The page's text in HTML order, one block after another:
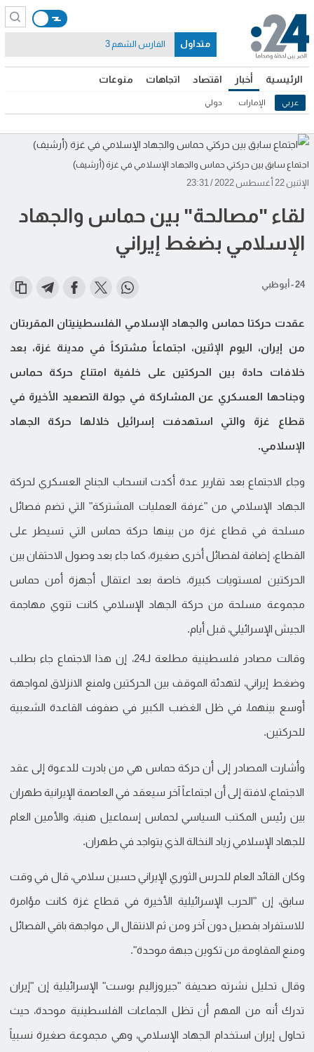
الرئيسية أخبار
عربي الإمارات دولي
اقتصاد اتجاهات منوعات
متداول الفارس الشهم 3
اجتماع سابق بين حركتي حماس والجهاد الإسلامي في غزة (أرشيف)
الإثنين 22 أغسطس 2022 / 23:31
لقاء "مصالحة" بين حماس والجهاد
الإسلامي بضغط إيراني
24 - أبوظبي
عقدت حركتا حماس والجهاد الإسلامي الفلسطينيتان المقربتان
من إيران، اليوم الإثنين، اجتماعاً مشتركاً في مدينة غزة، بعد
خلافات حادة بين الحركتين على خلفية امتناع حركة حماس
وجناحها العسكري عن المشاركة في جولة التصعيد الأخيرة في
قطاع غزة والتي استهدفت إسرائيل خلالها حركة الجهاد
الإسلامي.
وجاء الاجتماع بعد تقارير عدة أكدت انسحاب الجناح العسكري لحركة
الجهاد الإسلامي من "غرفة العمليات المشتركة" التي تضم فصائل
مسلحة في قطاع غزة من بينها حركة حماس التي تسيطر على
القطاع، إضافة لفصائل أخرى صغيرة، كما جاء بعد وصول الاحتقان بين
الحركتين لمستويات كبيرة، خاصة بعد اعتقال أجهزة أمن حماس
مجموعة مسلحة من حركة الجهاد الإسلامي كانت تنوي مهاجمة
الجيش الإسرائيلي، قبل أيام.
وقالت مصادر فلسطينية مطلعة لـ24، إن هذا الاجتماع جاء بطلب
وضغط إيراني، لتهدئة الموقف بين الحركتين ولمنع الانزلاق لمواجهة
أوسع بينهما، في ظل الغضب الكبير في صفوف القاعدة الشعبية
للحركتين.
وأشارت المصادر إلى أن حركة حماس هي من بادرت للدعوة إلى عقد
الاجتماع، لافتة إلى أن اجتماعاً آخر سيعقد في العاصمة الإيرانية طهران
بين رئيس المكتب السياسي لحماس إسماعيل هنية، والأمين العام
للجهاد الإسلامي زياد النخالة الذي يتواجد في طهران.
وكان القائد العام للحرس الثوري الإيراني حسين سلامي، قال في وقت
سابق، إن "الحرب الإسرائيلية الأخيرة في قطاع غزة كانت مؤامرة
للاستفراد بفصيل دون آخر ومن ثم الانتقال الى مواجهة باقي الفصائل
ومنع المقاومة من تكوين جبهة موحدة".
وقال تحليل نشرته صحيفة "جيروزاليم بوست" الإسرائيلية إن "إيران
تدرك أنه من المهم أن تظل الجماعات الفلسطينية موحدة، حيث
تحاول إيران استخدام الجهاد الإسلامي، وهي مجموعة صغيرة نسبياً